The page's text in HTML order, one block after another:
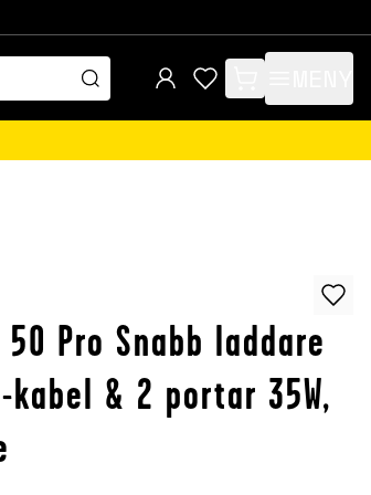
items in cart, view
Pro Snabb laddare
kabel & 2 portar 35W,